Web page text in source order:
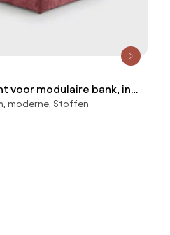
voor modulaire bank, in
Malo
moderne, Stoffen